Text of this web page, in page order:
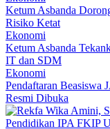
Ketum Asbanda
Risiko Ketat
Ekonomi
Ketum Asbanda
IT dan SDM
Ekonomi
Pendaftaran Beasiswa
Resmi Dibuka